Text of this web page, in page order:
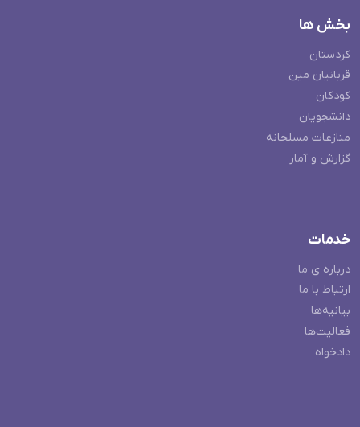
بخش ها
کردستان
قربانیان مین
کودکان
دانشجویان
منازعات مسلحانه
گزارش و آمار
خدمات
درباره ی ما
ارتباط با ما
بیانیه‌ها
فعالیت‌ها
دادخواه